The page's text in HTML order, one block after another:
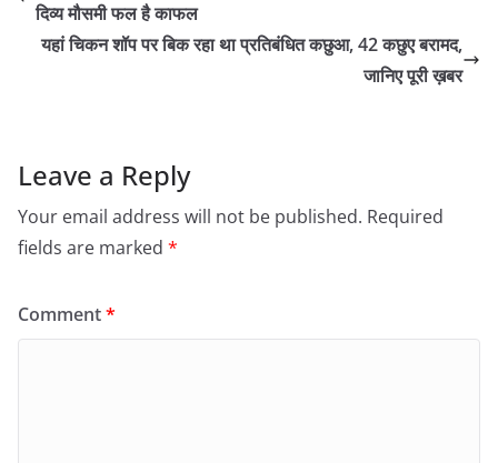
दिव्य मौसमी फल है काफल
यहां चिकन शॉप पर बिक रहा था प्रतिबंधित कछुआ, 42 कछुए बरामद,
जानिए पूरी ख़बर
Leave a Reply
Your email address will not be published. Required
fields are marked *
Comment*